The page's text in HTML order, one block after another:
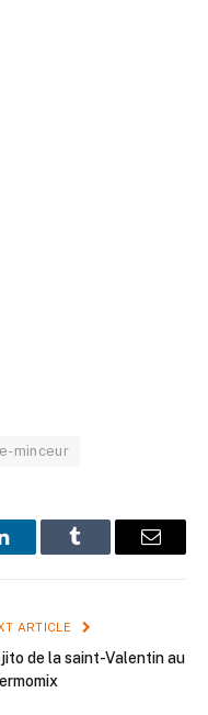
minceur
Tumblr Email
ARTICLE
de la saint-Valentin au